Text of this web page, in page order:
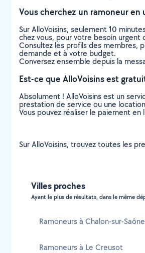
Vous cherchez un ramoneur en
Sur AlloVoisins, seulement 10
chez vous, pour votre besoin urgent
Consultez les profils des membres,
demande et à votre budget.
Conversez ensemble depuis la
Est-ce que AlloVoisins est
Absolument ! AlloVoisins est un
prestation de service ou une
Vous pouvez réaliser le paiement
Sur AlloVoisins, trouvez toutes les
Villes proches
Ayant le plus de résultats, dans le même
Ramoneurs à Chalon-sur-Saône
Ramoneurs à Le Creusot